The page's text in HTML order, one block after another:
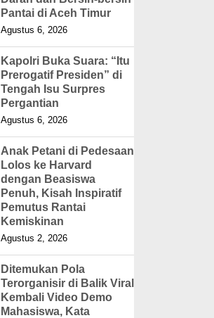
Pantai di Aceh Timur
Agustus 6, 2026
Kapolri Buka Suara: “Itu
Prerogatif Presiden” di
Tengah Isu Surpres
Pergantian
Agustus 6, 2026
Anak Petani di Pedesaan
Lolos ke Harvard
dengan Beasiswa
Penuh, Kisah Inspiratif
Pemutus Rantai
Kemiskinan
Agustus 2, 2026
Ditemukan Pola
Terorganisir di Balik Viral
Kembali Video Demo
Mahasiswa, Kata